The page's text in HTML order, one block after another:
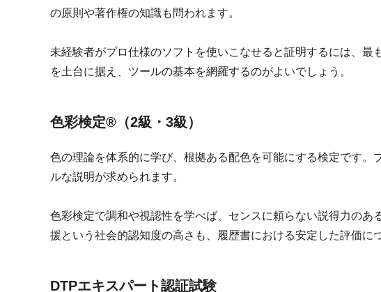
の原則や著作権の知識も問われます。
未経験者がプロ仕様のソフトを使いこなせると証明するには、最
を土台に据え、ツールの基本を網羅するのがよいでしょう。
色彩検定®（2級・3級）
色の理論を体系的に学び、根拠ある配色を可能にする検定です。
ルな説明が求められます。
色彩検定で調和や視認性を学べば、センスに頼らない説得力のあ
援という社会的認知度の高さも、履歴書における安定した評価に
DTPエキスパート認証試験